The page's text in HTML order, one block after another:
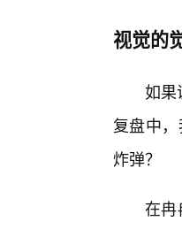
视觉的
如果
复盘中
炸弹？
在